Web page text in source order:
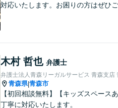
対応いたします。お困りの方はぜひご
木村 哲也 弁護士
弁護士法人青森リーガルサービス 青森支店
青森県|青森市
【初回相談無料】【キッズスペース
丁寧に対応いたします。